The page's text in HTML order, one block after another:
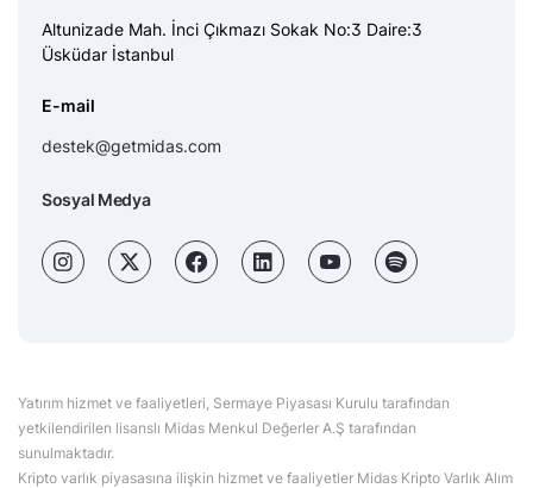
Altunizade Mah. İnci Çıkmazı Sokak No:3 Daire:3
Üsküdar İstanbul
E-mail
destek@getmidas.com
Sosyal Medya
Yatırım hizmet ve faaliyetleri, Sermaye Piyasası Kurulu tarafından
yetkilendirilen lisanslı Midas Menkul Değerler A.Ş tarafından
sunulmaktadır.
Kripto varlık piyasasına ilişkin hizmet ve faaliyetler Midas Kripto Varlık Alım